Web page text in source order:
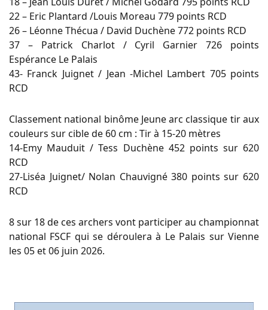
22 – Eric Plantard /Louis Moreau 779 points RCD
26 – Léonne Thécua / David Duchène 772 points RCD
37 – Patrick Charlot / Cyril Garnier 726 points
Espérance Le Palais
43- Franck Juignet / Jean -Michel Lambert 705 points
RCD
Classement national binôme Jeune arc classique tir aux
couleurs sur cible de 60 cm : Tir à 15-20 mètres
14-Emy Mauduit / Tess Duchène 452 points sur 620
RCD
27-Liséa Juignet/ Nolan Chauvigné 380 points sur 620
RCD
8 sur 18 de ces archers vont participer au championnat
national FSCF qui se déroulera à Le Palais sur Vienne
les 05 et 06 juin 2026.